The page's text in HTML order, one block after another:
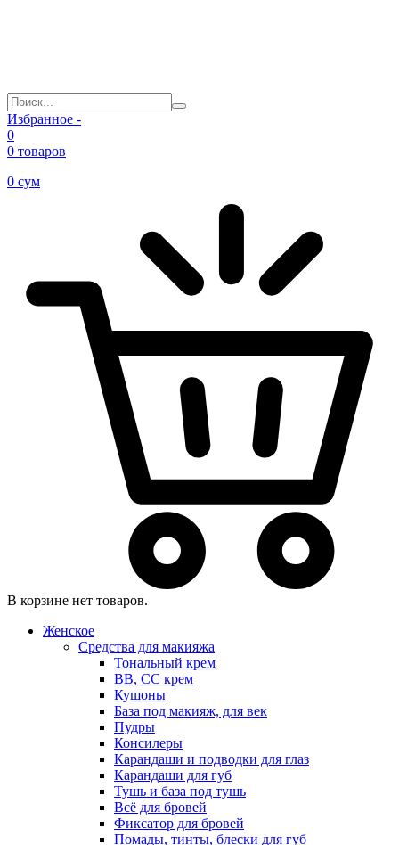
Избранное -
0
0 товаров
0 сум
В корзине нет товаров.
Женское
Средства для макияжа
Тональный крем
BB, CC крем
Кушоны
База под макияж, для век
Пудры
Консилеры
Карандаши и подводки для глаз
Карандаши для губ
Тушь и база под тушь
Всё для бровей
Фиксатор для бровей
Помады, тинты, блески для губ